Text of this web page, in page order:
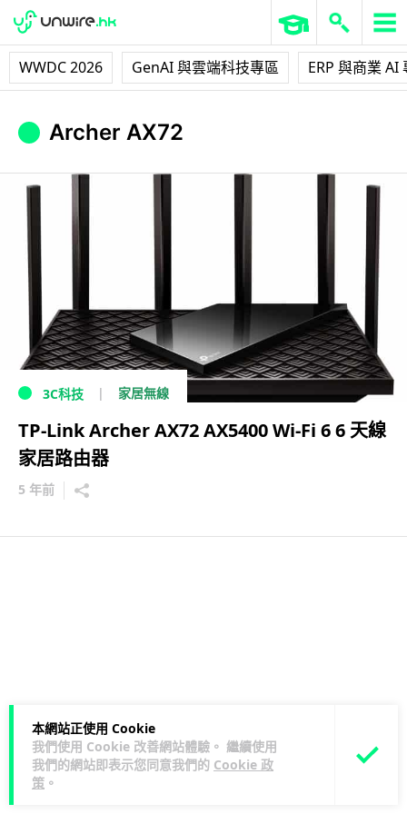
WWDC 2026 GenAI 與雲端科技專區 ERP 與商業 AI
本網站正使用 Cookie
我們使用 Cookie 改善網站體驗。 繼續使用
我們的網站即表示您同意我們的 Cookie 政
策 。
Archer AX72
3C科技 家居無線
TP-Link Archer AX72 AX5400 Wi-Fi 6 6 天線
家居路由器
5 年前